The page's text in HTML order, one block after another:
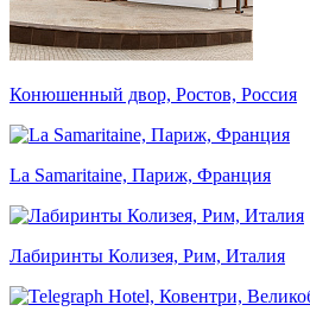
Конюшенный двор, Ростов, Россия
La Samaritaine, Париж, Франция
Лабиринты Колизея, Рим, Италия